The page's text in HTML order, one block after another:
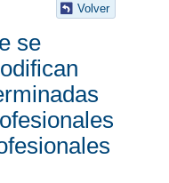
Volver
se